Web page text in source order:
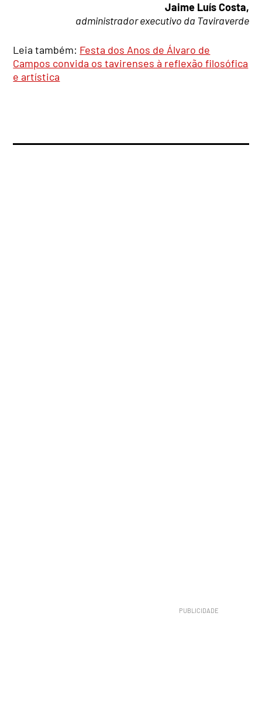
Jaime Luís Costa,
administrador executivo da Taviraverde
Leia também: Festa dos Anos de Álvaro de
Campos convida os tavirenses à reflexão filosófica
e artística